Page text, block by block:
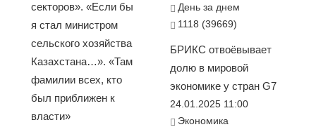
секторов». «Если бы
я стал министром
сельского хозяйства
Казахстана…». «Там
фамилии всех, кто
был приближен к
власти»
День за днем
1118 (39669)
БРИКС отвоёвывает
долю в мировой
экономике у стран G7
24.01.2025 11:00
Экономика